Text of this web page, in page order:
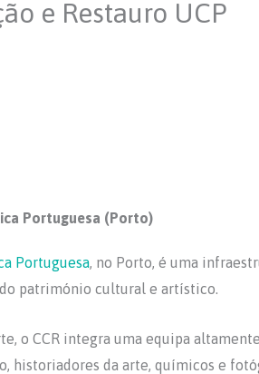
e Restauro UCP
Portuguesa (Porto)
Portuguesa, no Porto, é uma
património cultural e artístico.
o CCR integra uma equipa
historiadores da arte, químicos e